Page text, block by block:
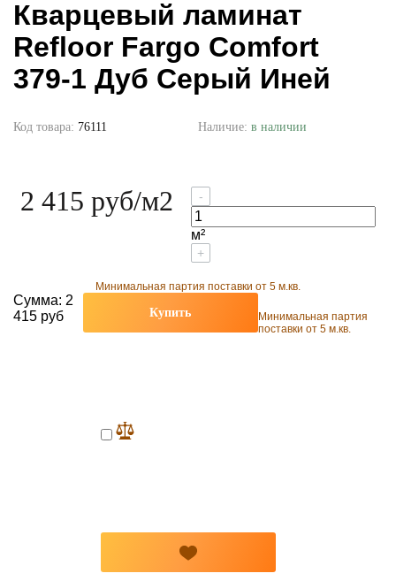
Кварцевый ламинат
Refloor Fargo Comfort
379-1 Дуб Серый Иней
Код товара: 76111 Наличие: в наличии
2 415 руб/м2 -
м²
+
Минимальная партия поставки от 5 м.кв.
Сумма: 2
415 руб
Купить
Минимальная партия
поставки от 5 м.кв.